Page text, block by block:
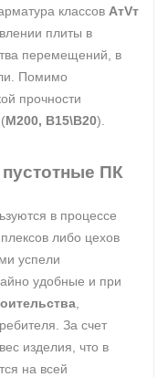
классов АтVт
плиты в
перемещений, в
Помимо
прочности
М200, В15\В20).
ПК
в процессе
либо цехов
успели
удобные и при
За счет
изделия, что в
на всей